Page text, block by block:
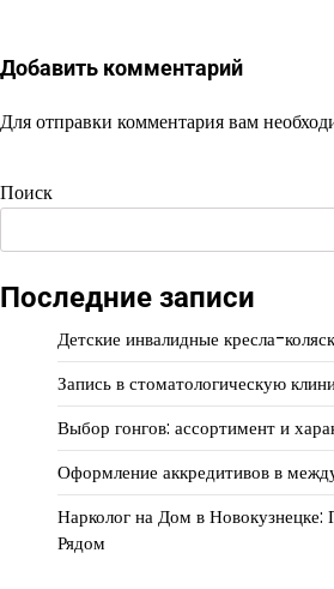
Добавить комментарий
Для отправки комментария вам
Поиск
Последние записи
Детские инвалидные кресла-
Запись в стоматологическую
Выбор гонгов: ассортимент и
Оформление аккредитивов в
Нарколог на Дом в
Рядом